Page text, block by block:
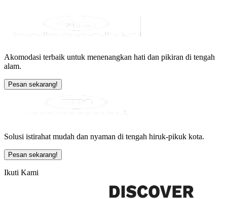
Akomodasi terbaik untuk menenangkan hati dan pikiran di tengah
alam.
Pesan sekarang!
Solusi istirahat mudah dan nyaman di tengah hiruk-pikuk kota.
Pesan sekarang!
Ikuti Kami